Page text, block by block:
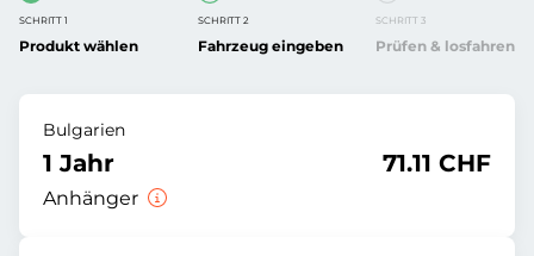
SCHRITT 1
Produkt wählen
SCHRITT 2
Fahrzeug eingeben
SCHRITT 3
Prüfen & losfahren
Bulgarien
1 Jahr
Anhänger
71.11 CHF